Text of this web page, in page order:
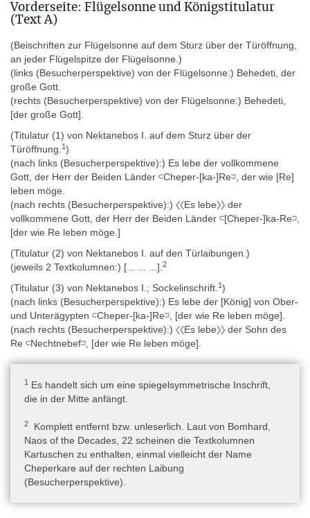
Afrika » Ägypten » Alexandrien » Graeco-Roman Museum,
Alexandrien: Inv. JE 25774; Grabungsnummern T1-1244, T1-
1245, T1-1246 und T1-1318 (= SCA 161, 162, 163, 164);
Louvre: Inv. D 37 = N 389 = LL 91
Digitaler Katalog
Katalog des Louvre
Erwerbsgeschichte
Das Naosdach im Louvre hat als wichtigste Inventarnummer „N
389“ (Homepage des Louvre), ist aber üblicherweise unter der
Nummer „D 37“ bekannt (falsche Nummer D32 bei Leitz 1995,
294-297).
Der Naos wird meistens „Naos der Dekaden“ genannt (z.B.
Yoyotte, von Bomhard), manchmal auch „Naos der Dekanen“
(Leitz). Anfänglich war er auch unter dem Namen „Calendrier du
Louvre“ bekannt (Pierret, Clère).
Niltal südlich von Assiut bis zum 1. Katarakt » zwischen Theben
Der Naos wurde zwischen 1777 und 1999 in mehreren
Fragmenten auf dem Festland von Abukir und unter Wasser in
der Bucht von Abukir gefunden. Das pyramidenförmige Naosdach
im Louvre (Inv. D 37) wurde im Jahr 1777 von einem Angestellten
Vorderseite: Flügelsonne und Königstitulatur
(Text A)
(Beischriften zur Flügelsonne auf dem Sturz über der Türöffnung,
an jeder Flügelspitze der Flügelsonne.)
(links (Besucherperspektive) von der Flügelsonne:) Behedeti, der
große Gott.
(rechts (Besucherperspektive) von der Flügelsonne:) Behedeti,
[der große Gott].
(Titulatur (1) von Nektanebos I. auf dem Sturz über der
Türöffnung. 1)
(nach links (Besucherperspektive):) Es lebe der vollkommene
Gott, der Herr der Beiden Länder 𓍹Cheper-[ka-]Re𓍺, der wie [Re]
leben möge.
(nach rechts (Besucherperspektive):) 〈〈Es lebe〉〉 der
vollkommene Gott, der Herr der Beiden Länder 𓍹[Cheper-]ka-Re𓍺,
[der wie Re leben möge.]
(Titulatur (2) von Nektanebos I. auf den Türlaibungen.)
(jeweils 2 Textkolumnen:) [... ... ...] 2
(Titulatur (3) von Nektanebos I.; Sockelinschrift. 1)
(nach links (Besucherperspektive):) Es lebe der [König] von Ober-
und Unterägypten 𓍹Cheper-[ka-]Re𓍺, [der wie Re leben möge].
(nach rechts (Besucherperspektive):) 〈〈Es lebe〉〉 der Sohn des
Re 𓍹Nechtnebef𓍺, [der wie Re leben möge].
1 Es handelt sich um eine spiegelsymmetrische Inschrift,
die in der Mitte anfängt.
2
Komplett entfernt bzw. unleserlich. Laut von Bomhard,
Naos of the Decades, 22 scheinen die Textkolumnen
Kartuschen zu enthalten, einmal vielleicht der Name
Cheperkare auf der rechten Laibung
(Besucherperspektive).